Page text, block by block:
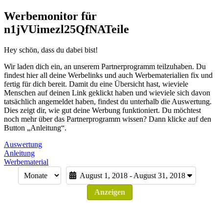
Werbemonitor für
n1jVUimezl25QfNATeile
Hey schön, dass du dabei bist!
Wir laden dich ein, an unserem Partnerprogramm teilzuhaben. Du
findest hier all deine Werbelinks und auch Werbematerialien fix und
fertig für dich bereit. Damit du eine Übersicht hast, wieviele
Menschen auf deinen Link geklickt haben und wieviele sich davon
tatsächlich angemeldet haben, findest du unterhalb die Auswertung.
Dies zeigt dir, wie gut deine Werbung funktioniert. Du möchtest
noch mehr über das Partnerprogramm wissen? Dann klicke auf den
Button „Anleitung“.
Auswertung
Anleitung
Werbematerial
August 1, 2018 - August 31, 2018
Anzeigen